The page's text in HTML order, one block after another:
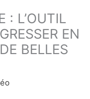
: L’OUTIL
EN
BELLES